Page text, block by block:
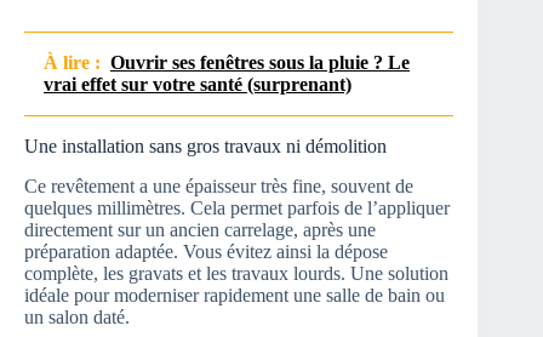
À lire : Ouvrir ses fenêtres sous la pluie ? Le
vrai effet sur votre santé (surprenant)
Une installation sans gros travaux ni démolition
Ce revêtement a une épaisseur très fine, souvent de
quelques millimètres. Cela permet parfois de l’appliquer
directement sur un ancien carrelage, après une
préparation adaptée. Vous évitez ainsi la dépose
complète, les gravats et les travaux lourds. Une solution
idéale pour moderniser rapidement une salle de bain ou
un salon daté.